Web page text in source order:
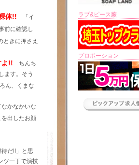
体!! 「イ
前に確認し
ときに押さえ
よ!! ちんち
ます。そう
ん、くまな
かなかいな
を出したお顔
だ!!」と思
ツ一丁で演技
ラブ&ピース蕨
プロポーション